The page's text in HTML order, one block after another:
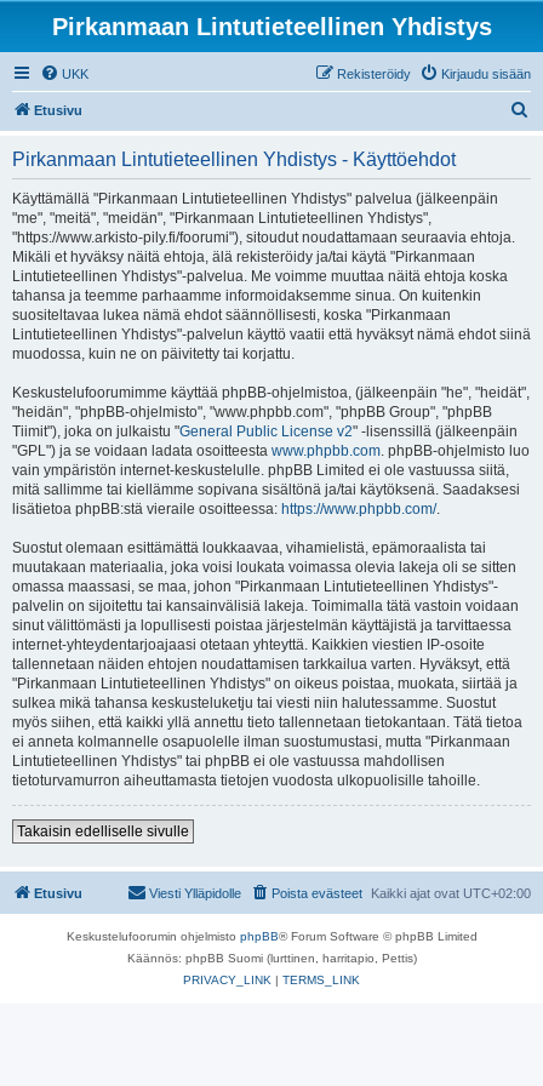
Pirkanmaan Lintutieteellinen Yhdistys
UKK Kirjaudu sisään
Rekisteröidy
Etusivu
Pirkanmaan Lintutieteellinen Yhdistys - Käyttöehdot
Käyttämällä "Pirkanmaan Lintutieteellinen Yhdistys" palvelua (jälkeenpäin
"me", "meitä", "meidän", "Pirkanmaan Lintutieteellinen Yhdistys",
"https://www.arkisto-pily.fi/foorumi"), sitoudut noudattamaan seuraavia ehtoja.
Mikäli et hyväksy näitä ehtoja, älä rekisteröidy ja/tai käytä "Pirkanmaan
Lintutieteellinen Yhdistys"-palvelua. Me voimme muuttaa näitä ehtoja koska
tahansa ja teemme parhaamme informoidaksemme sinua. On kuitenkin
suositeltavaa lukea nämä ehdot säännöllisesti, koska "Pirkanmaan
Lintutieteellinen Yhdistys"-palvelun käyttö vaatii että hyväksyt nämä ehdot siinä
muodossa, kuin ne on päivitetty tai korjattu.
Keskustelufoorumimme käyttää phpBB-ohjelmistoa, (jälkeenpäin "he", "heidät",
"heidän", "phpBB-ohjelmisto", "www.phpbb.com", "phpBB Group", "phpBB
Tiimit"), joka on julkaistu "General Public License v2" -lisenssillä (jälkeenpäin
"GPL") ja se voidaan ladata osoitteesta www.phpbb.com. phpBB-ohjelmisto luo
vain ympäristön internet-keskustelulle. phpBB Limited ei ole vastuussa siitä,
mitä sallimme tai kiellämme sopivana sisältönä ja/tai käytöksenä. Saadaksesi
lisätietoa phpBB:stä vieraile osoitteessa: https://www.phpbb.com/.
Suostut olemaan esittämättä loukkaavaa, vihamielistä, epämoraalista tai
muutakaan materiaalia, joka voisi loukata voimassa olevia lakeja oli se sitten
omassa maassasi, se maa, johon "Pirkanmaan Lintutieteellinen Yhdistys"-
palvelin on sijoitettu tai kansainvälisiä lakeja. Toimimalla tätä vastoin voidaan
sinut välittömästi ja lopullisesti poistaa järjestelmän käyttäjistä ja tarvittaessa
internet-yhteydentarjoajaasi otetaan yhteyttä. Kaikkien viestien IP-osoite
tallennetaan näiden ehtojen noudattamisen tarkkailua varten. Hyväksyt, että
"Pirkanmaan Lintutieteellinen Yhdistys" on oikeus poistaa, muokata, siirtää ja
sulkea mikä tahansa keskusteluketju tai viesti niin halutessamme. Suostut
myös siihen, että kaikki yllä annettu tieto tallennetaan tietokantaan. Tätä tietoa
ei anneta kolmannelle osapuolelle ilman suostumustasi, mutta "Pirkanmaan
Lintutieteellinen Yhdistys" tai phpBB ei ole vastuussa mahdollisen
tietoturvamurron aiheuttamasta tietojen vuodosta ulkopuolisille tahoille.
Takaisin edelliselle sivulle
Etusivu Kaikki ajat ovat UTC+02:00
Poista evästeet
Viesti Ylläpidolle
Keskustelufoorumin ohjelmisto phpBB® Forum Software © phpBB Limited
Käännös: phpBB Suomi (lurttinen, harritapio, Pettis)
PRIVACY_LINK | TERMS_LINK